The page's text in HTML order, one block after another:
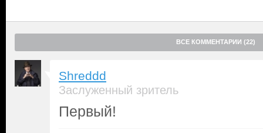
ВСЕ КОММЕНТАРИИ (22)
Shreddd
Заслуженный зритель
Первый!